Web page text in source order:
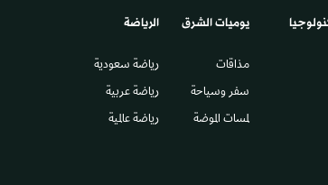
يوميات الشرق​
مذاقات
سفر وسياحة
لمسات الموضة
الرياضة
رياضة سعودية
رياضة عربية
رياضة عالمية